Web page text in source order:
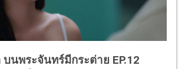
บนพระจันทร์มีกระต่าย EP.12